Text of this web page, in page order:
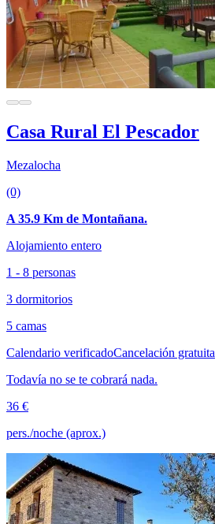
Casa Rural El Pescador
Mezalocha
(0)
A 35.9 Km de Montañana.
Alojamiento entero
1 - 8 personas
3 dormitorios
5 camas
Calendario verificadoCancelación gratuita
Todavía no se te cobrará nada.
36 €
pers./noche (aprox.)